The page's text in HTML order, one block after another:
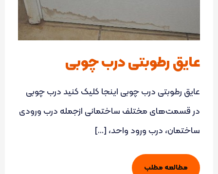
عایق رطوبتی درب چوبی
عایق رطوبتی درب چوبی اینجا کلیک کنید درب چوبی
در قسمت‌های مختلف ساختمانی ازجمله درب ورودی
ساختمان، درب ورود واحد، […]
مطالعه مطلب